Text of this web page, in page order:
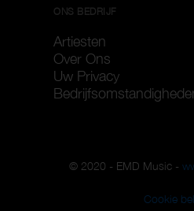
ONS BEDRIJF
Artiesten
Over Ons
Uw Privacy
© 2020 - EMD Music -
Cookie